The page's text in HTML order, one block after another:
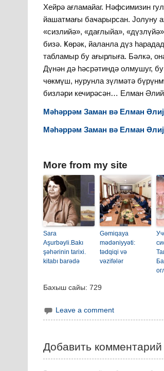
Хейрә ағламайаг. Нәфсимизин
йашатмағы баҹарырсан. Јолуну
«сизлийә», «дағлыйа»,
бизә. Ҝөрәк, йаланла дүз
табламыр бу ағырлыға. Бәлкә,
Дүнән дә һәсрәтиндә олмушуг,
чөкмүш, нурунла зүлмәтә
бизләри кечирәсән… Елман
Мәһәррәм Заман вә Елман
Мәһәррәм Заман вә Елман
More from my site
Sara
Aşurbəyli.Bakı
şəhərinin tarixi.
kitabı barədə
Gəmiqaya
mədəniyyəti:
tədqiqi və
vəzifələr
Бахыш сайы: 729
Leave a comment
Добавить комментарий